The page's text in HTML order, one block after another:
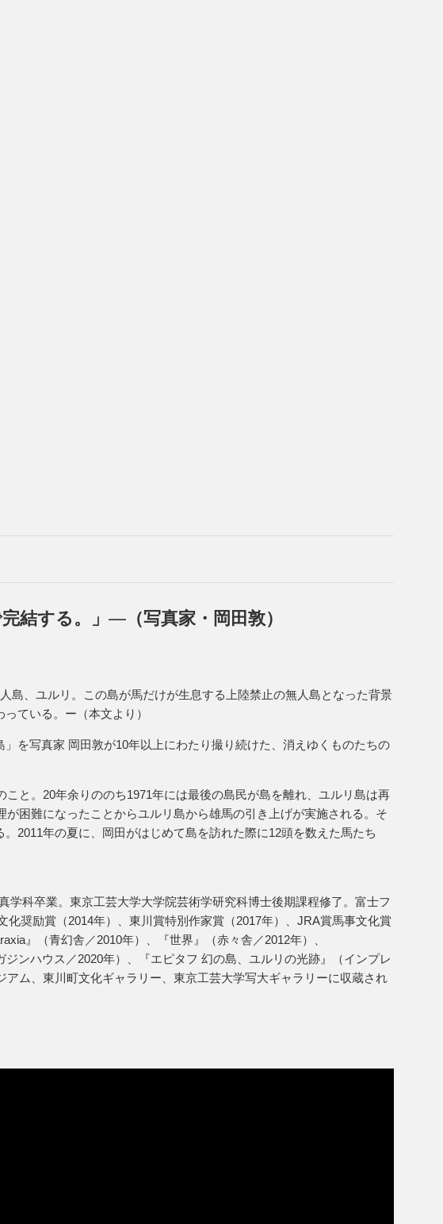
結する。」—（写真家・岡田敦）
島、ユルリ。この島が馬だけが生息する上陸禁止の無人島となった背景
ている。ー（本文より）
を写真家 岡田敦が10年以上にわたり撮り続けた、消えゆくものたちの
と。20年余りののち1971年には最後の島民が島を離れ、ユルリ島は再
困難になったことからユルリ島から雄馬の引き上げが実施される。そ
2011年の夏に、岡田がはじめて島を訪れた際に12頭を数えた馬たち
科卒業。東京工芸大学大学院芸術学研究科博士後期課程修了。富士フ
奨励賞（2014年）、東川賞特別作家賞（2017年）、JRA賞馬事文化賞
』（青幻舎／2010年）、『世界』（赤々舎／2012年）、
ンハウス／2020年）、『エピタフ 幻の島、ユルリの光跡』（インプレ
ム、東川町文化ギャラリー、東京工芸大学写大ギャラリーに収蔵され